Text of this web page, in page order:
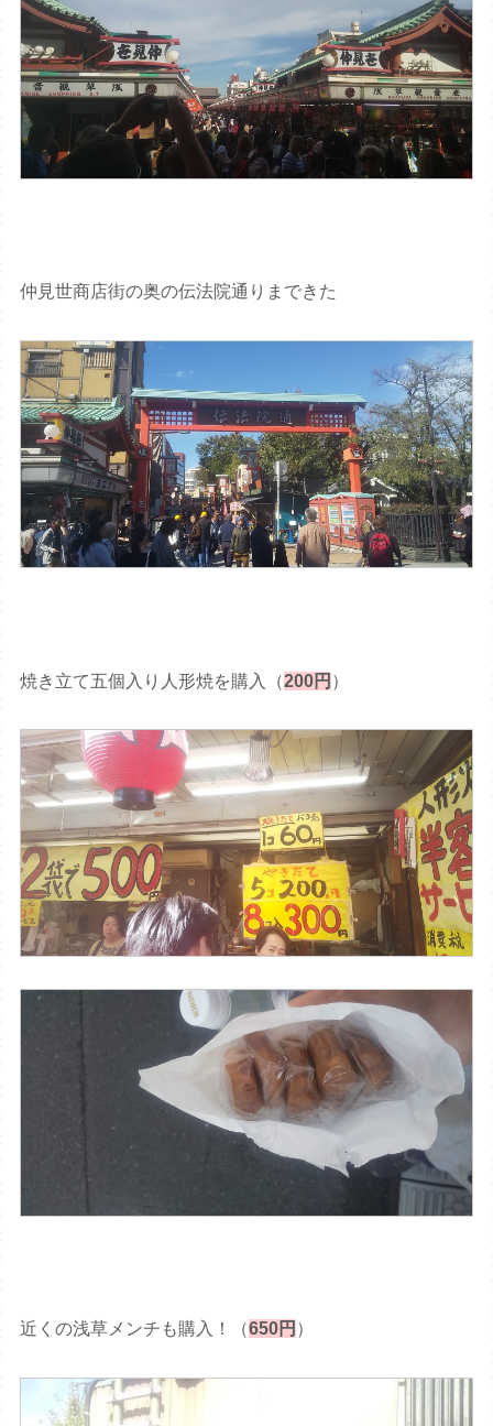
仲見世商店街の奥の伝法院通りまできた
焼き立て五個入り人形焼を購入（200円 ）
近くの浅草メンチも購入！（650円 ）